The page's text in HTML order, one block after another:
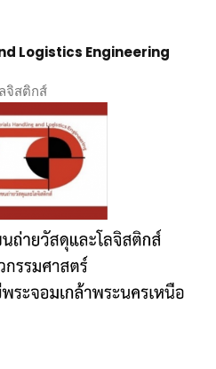
Logistics Engineering
จิสติกส์